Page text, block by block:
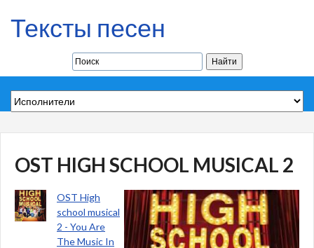
Тексты песен
OST HIGH SCHOOL MUSICAL 2
OST High
school musical
2 - You Are
The Music In